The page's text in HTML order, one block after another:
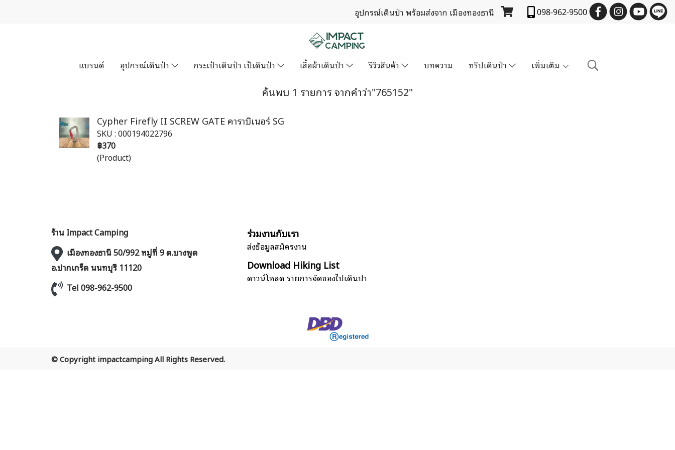
อุปกรณ์เดินป่า พร้อมส่งจาก เมืองทองธานี 098-962-9500
แบรนด์ อุปกรณ์เดินป่า กระเป๋าเดินป่า เป้เดินป่า เสื้อผ้าเดินป่า รีวิวสินค้า บทความ ทริปเดินป่า เพิ่มเติม
ค้นพบ 1 รายการ จากคำว่า"765152"
Cypher Firefly II SCREW GATE คาราบิเนอร์ SG
SKU : 000194022796
฿370
(Product)
ร้าน Impact Camping
เมืองทองธานี 50/992 หมู่ที่ 9 ต.บางพูด
อ.ปากเกร็ด นนทบุรี 11120
Tel 098-962-9500
ร่วมงานกับเรา
ส่งข้อมูลสมัครงาน
Download Hiking List
ดาวน์โหลด รายการจัดของไปเดินป่า
© Copyright impactcamping All Rights Reserved.